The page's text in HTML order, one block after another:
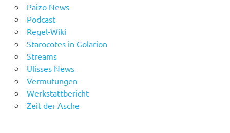
Paizo News
Podcast
Regel-Wiki
Starocotes in Golarion
Streams
Ulisses News
Vermutungen
Werkstattbericht
Zeit der Asche